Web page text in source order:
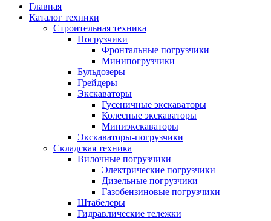
Главная
Каталог техники
Строительная техника
Погрузчики
Фронтальные погрузчики
Минипогрузчики
Бульдозеры
Грейдеры
Экскаваторы
Гусеничные экскаваторы
Колесные экскаваторы
Миниэкскаваторы
Экскаваторы-погрузчики
Складская техника
Вилочные погрузчики
Электрические погрузчики
Дизельные погрузчики
Газобензиновые погрузчики
Штабелеры
Гидравлические тележки